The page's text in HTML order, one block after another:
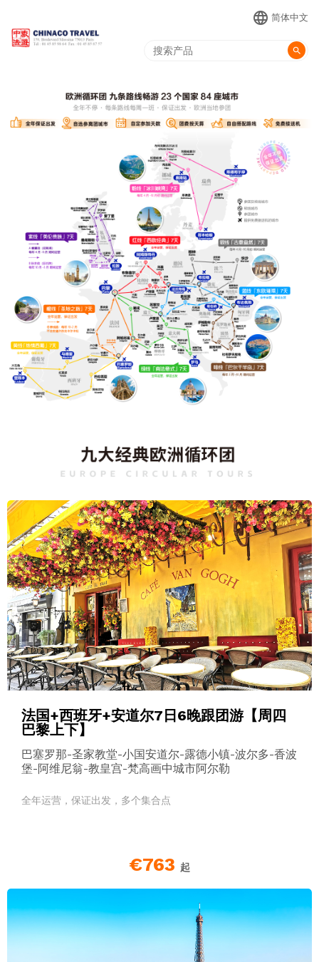
language 简体中文
search
法国+西班牙+安道尔7日6晚跟团游【周四
巴黎上下】
巴塞罗那-圣家教堂-小国安道尔-露德小镇-波尔多-香波
堡-阿维尼翁-教皇宫-梵高画中城市阿尔勒
全年运营，保证出发，多个集合点
€763 起